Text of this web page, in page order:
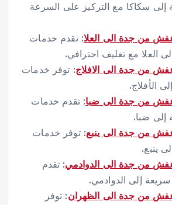
إلى سكاكا مع التركيز على السرعة
من جدة الى العلا: تقدم خدمات
العلا مع تغليف احترافي.
من جدة الى الافلاج: توفر خدمات
الأفلاج.
من جدة الى ضبا: تقدم خدمات
إلى ضبا.
من جدة الى ينبع: توفر خدمات
ينبع.
من جدة الى الدوادمي: تقدم
إلى الدوادمي.
من جدة الى الظهران: توفر